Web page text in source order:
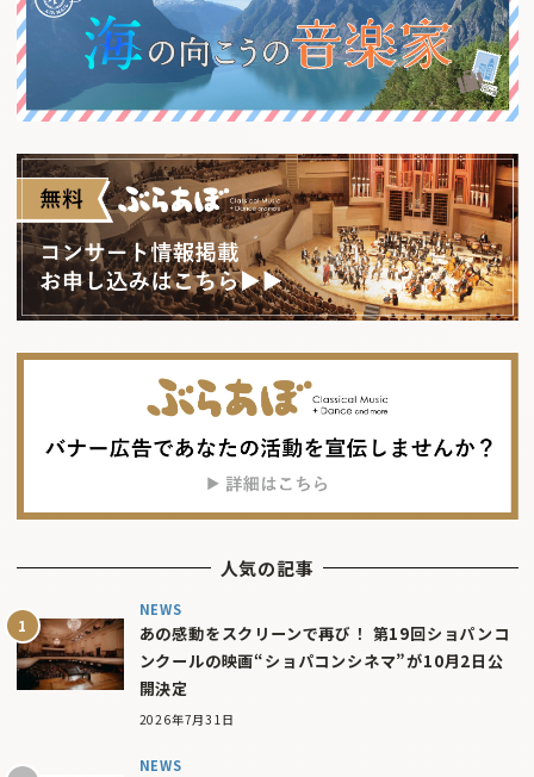
人気の記事
NEWS
あの感動をスクリーンで再び！ 第19回ショパンコ
ンクールの映画“ショパコンシネマ”が10月2日公
開決定
2026年7月31日
NEWS